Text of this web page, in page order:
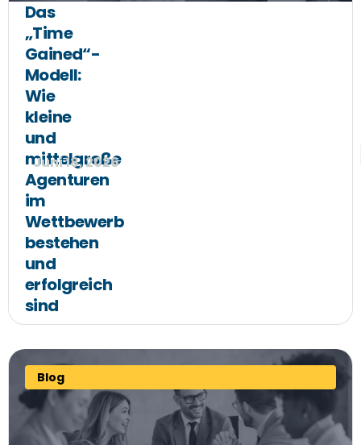
Das
„Time
Gained“-
Modell:
Wie
kleine
und
mittelgroße
Agenturen
im
Wettbewerb
bestehen
und
erfolgreich
sind
Juni 18, 2026
Blog